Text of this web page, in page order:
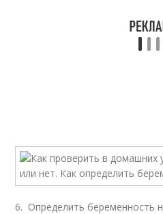
6. Определить беременность